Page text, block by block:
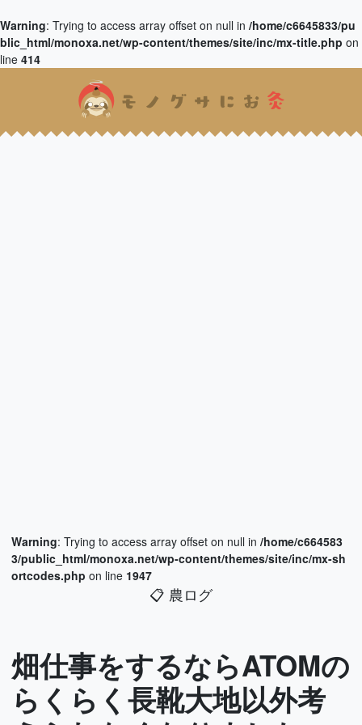
Warning: Trying to access array offset on null in /home/c6645833/pu
blic_html/monoxa.net/wp-content/themes/site/inc/mx-title.php on
line 414
Warning: Trying to access array offset on null in /home/c664583
3/public_html/monoxa.net/wp-content/themes/site/inc/mx-sh
ortcodes.php on line 1947
📋 農ログ
畑仕事をするならATOMの
らくらく長靴大地以外考